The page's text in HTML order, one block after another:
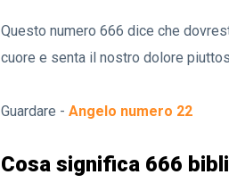
Questo numero 666 dice che
cuore e senta il nostro dolore
Guardare - Angelo numero 22
Cosa significa 666